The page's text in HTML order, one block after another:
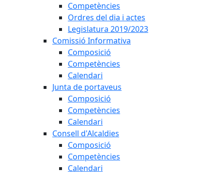
Competències
Ordres del dia i actes
Legislatura 2019/2023
Comissió Informativa
Composició
Competències
Calendari
Junta de portaveus
Composició
Competències
Calendari
Consell d'Alcaldies
Composició
Competències
Calendari